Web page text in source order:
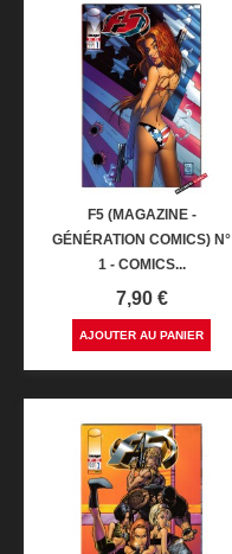
F5 (MAGAZINE -
GÉNÉRATION COMICS) N°
1 - COMICS...
Prix
7,90 €
AJOUTER AU PANIER